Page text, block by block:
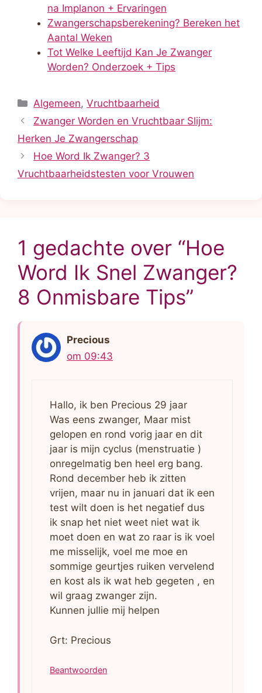
na Implanon + Ervaringen
Zwangerschapsberekening? Bereken het
Aantal Weken
Tot Welke Leeftijd Kan Je Zwanger
Worden? Onderzoek + Tips
Categorieën
Algemeen,Vruchtbaarheid
Zwanger Worden en Vruchtbaar Slijm:
Herken Je Zwangerschap
Hoe Word Ik Zwanger? 3
Vruchtbaarheidstesten voor Vrouwen
1 gedachte over “Hoe
Word Ik Snel Zwanger?
8 Onmisbare Tips”
Precious
om 09:43
Hallo, ik ben Precious 29 jaar
Was eens zwanger, Maar mist
gelopen en rond vorig jaar en dit
jaar is mijn cyclus (menstruatie )
onregelmatig ben heel erg bang.
Rond december heb ik zitten
vrijen, maar nu in januari dat ik een
test wilt doen is het negatief dus
ik snap het niet weet niet wat ik
moet doen en wat zo raar is ik voel
me misselijk, voel me moe en
sommige geurtjes ruiken vervelend
en kost als ik wat heb gegeten , en
wil graag zwanger zijn.
Kunnen jullie mij helpen
Grt: Precious
Beantwoorden